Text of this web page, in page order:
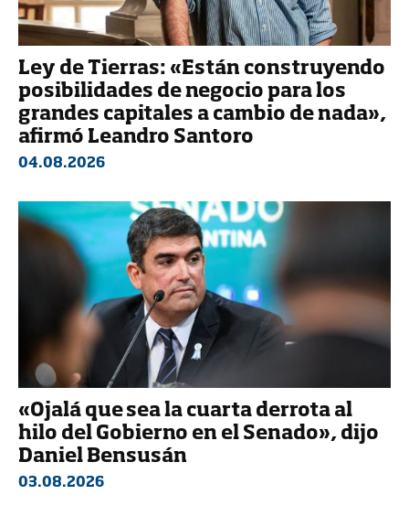
Ley de Tierras: «Están construyendo
posibilidades de negocio para los
grandes capitales a cambio de nada»,
afirmó Leandro Santoro
04.08.2026
«Ojalá que sea la cuarta derrota al
hilo del Gobierno en el Senado», dijo
Daniel Bensusán
03.08.2026